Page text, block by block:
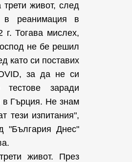
живот, след
реанимация в
г. Тогава мислех,
не бе решил
като си поставих
за да не си
тестове заради
в Гърция. Не знам
тези изпитания",
"България Днес"
живот. През